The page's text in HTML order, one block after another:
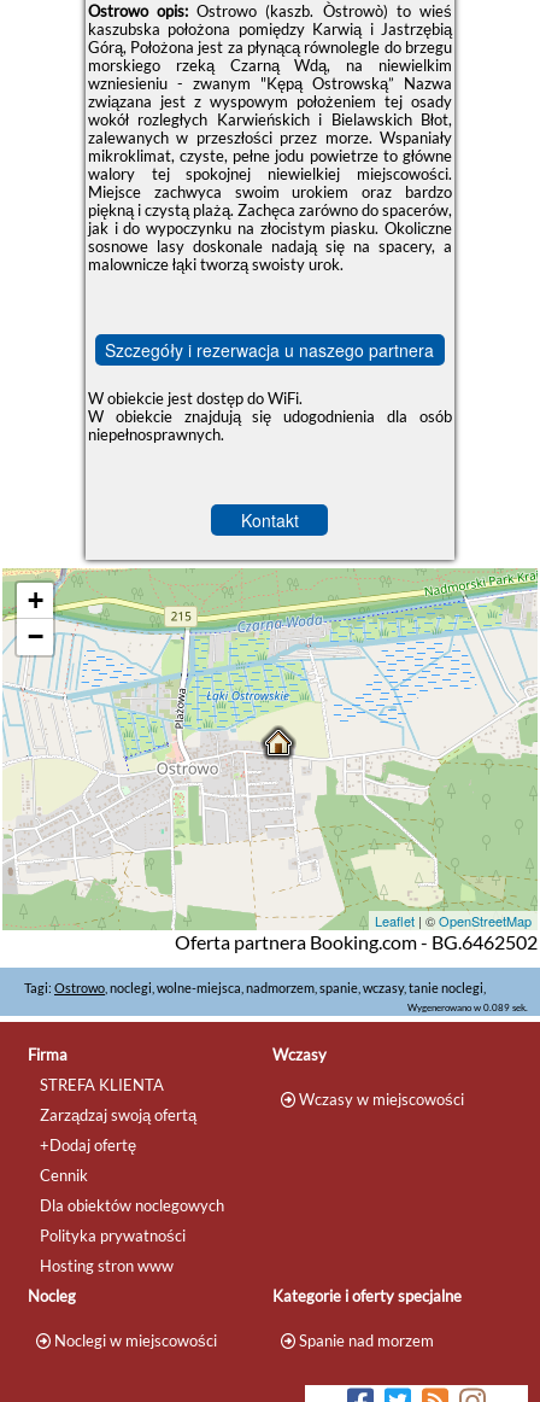
Ostrowo opis:Ostrowo (kaszb. Òstrowò) to wieś
kaszubska położona pomiędzy Karwią i Jastrzębią
Górą, Położona jest za płynącą równolegle do brzegu
morskiego rzeką Czarną Wdą, na niewielkim
wzniesieniu - zwanym "Kępą Ostrowską” Nazwa
związana jest z wyspowym położeniem tej osady
wokół rozległych Karwieńskich i Bielawskich Błot,
zalewanych w przeszłości przez morze. Wspaniały
mikroklimat, czyste, pełne jodu powietrze to główne
walory tej spokojnej niewielkiej miejscowości.
Miejsce zachwyca swoim urokiem oraz bardzo
piękną i czystą plażą. Zachęca zarówno do spacerów,
jak i do wypoczynku na złocistym piasku. Okoliczne
sosnowe lasy doskonale nadają się na spacery, a
malownicze łąki tworzą swoisty urok.
Szczegóły i rezerwacja u naszego partnera
W obiekcie jest dostęp do WiFi.
W obiekcie znajdują się udogodnienia dla osób
niepełnosprawnych.
Kontakt
+
−
Leaflet | ©OpenStreetMap
Oferta partnera Booking.com - BG.6462502
Tagi: Ostrowo , noclegi, wolne-miejsca, nadmorzem, spanie, wczasy, tanie noclegi,
Wygenerowano w 0.089 sek.
Firma
STREFA KLIENTA
Zarządzaj swoją ofertą
+Dodaj ofertę
Cennik
Dla obiektów noclegowych
Polityka prywatności
Hosting stron www
Wczasy
Wczasy w miejscowości
Nocleg
Noclegi w miejscowości
Kategorie i oferty specjalne
Spanie nad morzem